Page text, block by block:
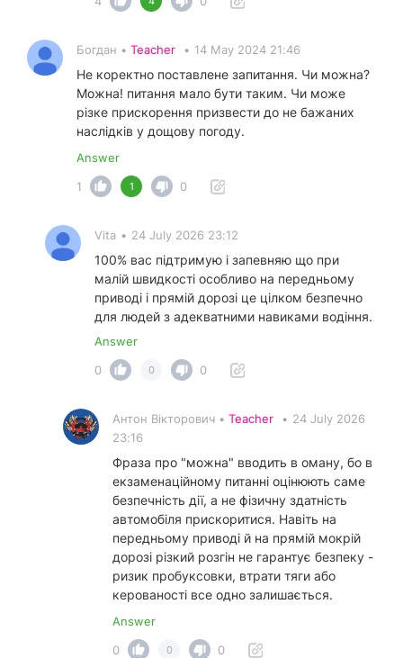
Богдан • Teacher • 14 May 2024 21:46
Не коректно поставлене запитання. Чи можна?
Можна! питання мало бути таким. Чи може
різке прискорення призвести до не бажаних
наслідків у дощову погоду.
Answer
1
1 0
Vita • 24 July 2026 23:12
100% вас підтримую і запевняю що при
малій швидкості особливо на передньому
приводі і прямій дорозі це цілком безпечно
для людей з адекватними навиками водіння.
Answer
0
0 0
Антон Вікторович • Teacher • 24 July 2026
23:16
Фраза про "можна" вводить в оману, бо в
екзаменаційному питанні оцінюють саме
безпечність дії, а не фізичну здатність
автомобіля прискоритися. Навіть на
передньому приводі й на прямій мокрій
дорозі різкий розгін не гарантує безпеку -
ризик пробуксовки, втрати тяги або
керованості все одно залишається.
Answer
0
0 0